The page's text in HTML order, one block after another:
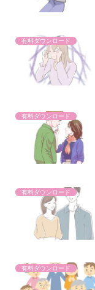
有料ダウンロード
有料ダウンロード
有料ダウンロード
有料ダウンロード